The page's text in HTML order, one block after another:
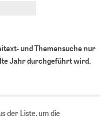
und Themensuche nur
Jahr durchgeführt wird.
der Liste, um die